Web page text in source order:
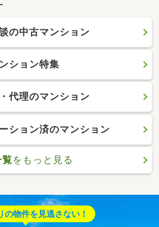
の中古マンション
ション特集
代理のマンション
ション済のマンション
覧をもっと見る
の物件を見逃さない！